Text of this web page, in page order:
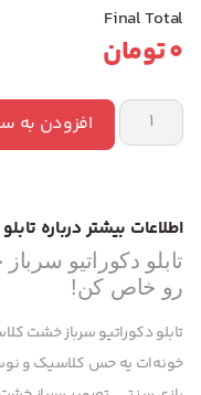
Final Total
0تومان
افزودن به
اطلاعات بیشتر درباره
تابلو دکوراتیو
رو خاص کن!
تابلو دکوراتیو سرباز خشت
خونه‌ات یه حس کلاسیک و